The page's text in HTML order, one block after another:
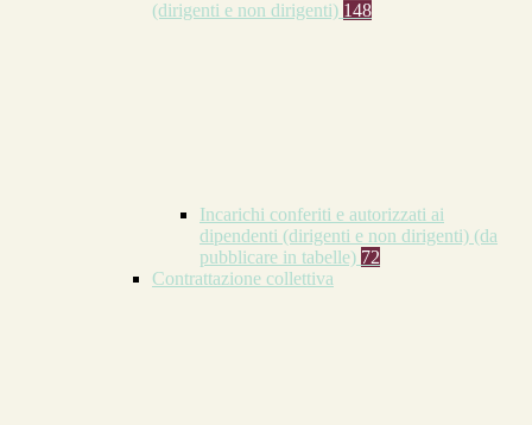
(dirigenti e non dirigenti) 148
Incarichi conferiti e autorizzati ai
dipendenti (dirigenti e non dirigenti) (da
pubblicare in tabelle) 72
Contrattazione collettiva